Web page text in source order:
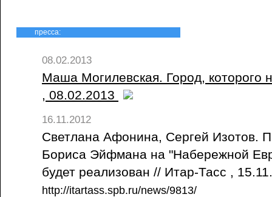
пресса:
08.02.2013
Маша Могилевская. Город, которого
, 08.02.2013
16.11.2012
Светлана Афонина, Сергей Изотов.
Бориса Эйфмана на "Набережной
будет реализован // Итар-Тасс ,
http://itartass.spb.ru/news/9813/